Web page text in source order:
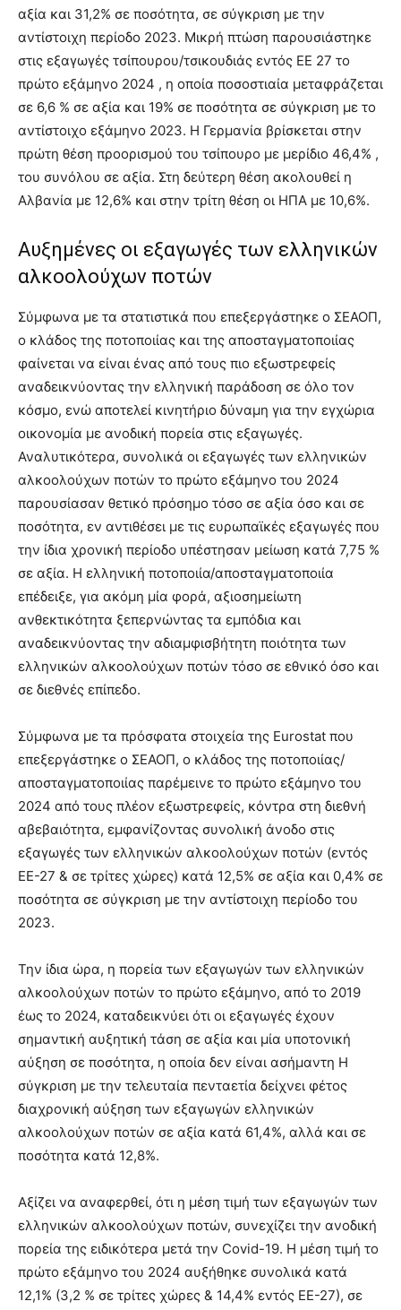
αξία και 31,2% σε ποσότητα, σε σύγκριση με την
αντίστοιχη περίοδο 2023. Μικρή πτώση παρουσιάστηκε
στις εξαγωγές τσίπουρου/τσικουδιάς εντός ΕΕ 27 το
πρώτο εξάμηνο 2024 , η οποία ποσοστιαία μεταφράζεται
σε 6,6 % σε αξία και 19% σε ποσότητα σε σύγκριση με το
αντίστοιχο εξάμηνο 2023. Η Γερμανία βρίσκεται στην
πρώτη θέση προορισμού του τσίπουρο με μερίδιο 46,4% ,
του συνόλου σε αξία. Στη δεύτερη θέση ακολουθεί η
Αλβανία με 12,6% και στην τρίτη θέση οι ΗΠΑ με 10,6%.
Αυξημένες οι εξαγωγές των ελληνικών
αλκοολούχων ποτών
Σύμφωνα με τα στατιστικά που επεξεργάστηκε ο ΣΕΑΟΠ,
ο κλάδος της ποτοποιίας και της αποσταγματοποιίας
φαίνεται να είναι ένας από τους πιο εξωστρεφείς
αναδεικνύοντας την ελληνική παράδοση σε όλο τον
κόσμο, ενώ αποτελεί κινητήριο δύναμη για την εγχώρια
οικονομία με ανοδική πορεία στις εξαγωγές.
Αναλυτικότερα, συνολικά οι εξαγωγές των ελληνικών
αλκοολούχων ποτών το πρώτο εξάμηνο του 2024
παρουσίασαν θετικό πρόσημο τόσο σε αξία όσο και σε
ποσότητα, εν αντιθέσει με τις ευρωπαϊκές εξαγωγές που
την ίδια χρονική περίοδο υπέστησαν μείωση κατά 7,75 %
σε αξία. Η ελληνική ποτοποιία/αποσταγματοποιία
επέδειξε, για ακόμη μία φορά, αξιοσημείωτη
ανθεκτικότητα ξεπερνώντας τα εμπόδια και
αναδεικνύοντας την αδιαμφισβήτητη ποιότητα των
ελληνικών αλκοολούχων ποτών τόσο σε εθνικό όσο και
σε διεθνές επίπεδο.
Σύμφωνα με τα πρόσφατα στοιχεία της Eurostat που
επεξεργάστηκε ο ΣΕΑΟΠ, ο κλάδος της ποτοποιίας/
αποσταγματοποιίας παρέμεινε το πρώτο εξάμηνο του
2024 από τους πλέον εξωστρεφείς, κόντρα στη διεθνή
αβεβαιότητα, εμφανίζοντας συνολική άνοδο στις
εξαγωγές των ελληνικών αλκοολούχων ποτών (εντός
ΕΕ-27 & σε τρίτες χώρες) κατά 12,5% σε αξία και 0,4% σε
ποσότητα σε σύγκριση με την αντίστοιχη περίοδο του
2023.
Την ίδια ώρα, η πορεία των εξαγωγών των ελληνικών
αλκοολούχων ποτών το πρώτο εξάμηνο, από το 2019
έως το 2024, καταδεικνύει ότι οι εξαγωγές έχουν
σημαντική αυξητική τάση σε αξία και μία υποτονική
αύξηση σε ποσότητα, η οποία δεν είναι ασήμαντη Η
σύγκριση με την τελευταία πενταετία δείχνει φέτος
διαχρονική αύξηση των εξαγωγών ελληνικών
αλκοολούχων ποτών σε αξία κατά 61,4%, αλλά και σε
ποσότητα κατά 12,8%.
Αξίζει να αναφερθεί, ότι η μέση τιμή των εξαγωγών των
ελληνικών αλκοολούχων ποτών, συνεχίζει την ανοδική
πορεία της ειδικότερα μετά την Covid-19. Η μέση τιμή το
πρώτο εξάμηνο του 2024 αυξήθηκε συνολικά κατά
12,1% (3,2 % σε τρίτες χώρες & 14,4% εντός ΕΕ-27), σε